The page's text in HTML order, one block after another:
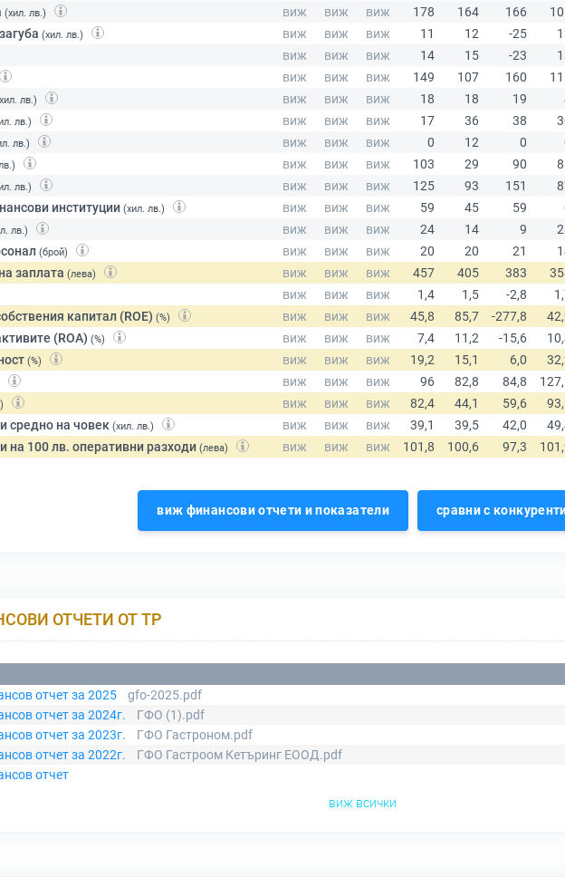
(хил. лв.)
(хил. лв.)
лв.)
лв.)
лв.)
лв.)
институции (хил. лв.)
лв.)
(брой)
заплата (лева)
капитал (ROE) (%)
(ROA) (%)
(%)
средно на човек (хил. лв.)
на 100 лв. оперативни разходи (лева)
виж финансови отчети и показатели сравни с
ОТЧЕТИ ОТ ТР
отчет за 2025
gfo-2025.pdf
отчет за 2024г.
ГФО (1).pdf
отчет за 2023г.
ГФО Гастроном.pdf
отчет за 2022г.
ГФО Гастроом Кетъринг ЕООД.pdf
отчет
виж всички